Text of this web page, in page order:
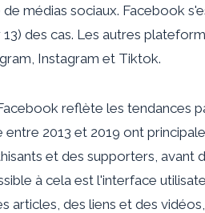
médias sociaux. Facebook
13) des cas. Les autres
Instagram et Tiktok.
reflète les tendances
entre 2013 et 2019 ont
et des supporters, avant
à cela est l'interface
articles, des liens et des